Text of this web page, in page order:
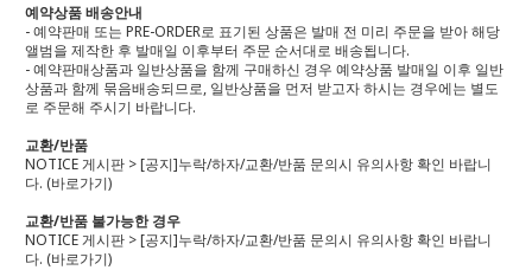
예약상품 배송안내
- 예약판매 또는 PRE-ORDER로 표기된 상품은 발매 전 미리 주문을 받아 해당
앨범을 제작한 후 발매일 이후부터 주문 순서대로 배송됩니다.
- 예약판매상품과 일반상품을 함께 구매하신 경우 예약상품 발매일 이후 일반
상품과 함께 묶음배송되므로, 일반상품을 먼저 받고자 하시는 경우에는 별도
로 주문해 주시기 바랍니다.
교환/반품
NOTICE 게시판 > [공지]누락/하자/교환/반품 문의시 유의사항 확인 바랍니
다. (바로가기)
교환/반품 불가능한 경우
NOTICE 게시판 > [공지]누락/하자/교환/반품 문의시 유의사항 확인 바랍니
다. (바로가기)